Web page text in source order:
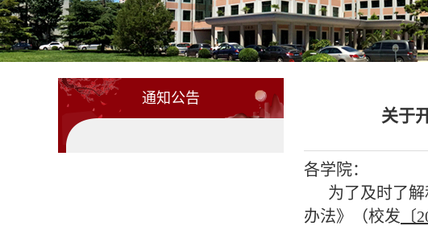
通知公告
关于
各学院：
为了及时了解
办法》（校发 〔